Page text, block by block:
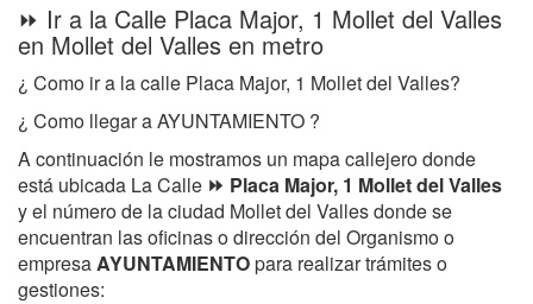
⏩ Ir a la Calle Placa Major, 1 Mollet del Valles
en Mollet del Valles en metro
¿ Como ir a la calle Placa Major, 1 Mollet del Valles?
¿ Como llegar a AYUNTAMIENTO ?
A continuación le mostramos un mapa callejero donde
está ubicada La Calle ⏩ Placa Major, 1 Mollet del Valles
y el número de la ciudad Mollet del Valles donde se
encuentran las oficinas o dirección del Organismo o
empresaAYUNTAMIENTOpara realizar trámites o
gestiones: